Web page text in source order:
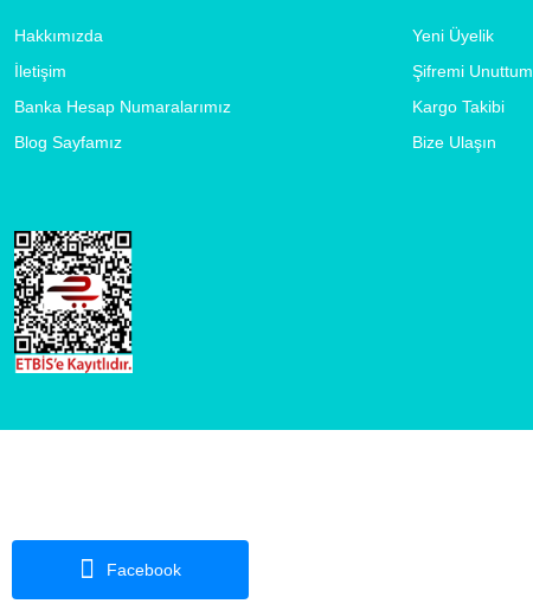
Facebook
Hakkımızda
İletişim
Banka Hesap Numaralarımız
Blog Sayfamız
Yeni Üyelik
Şifremi Unuttum
Kargo Takibi
Bize Ulaşın